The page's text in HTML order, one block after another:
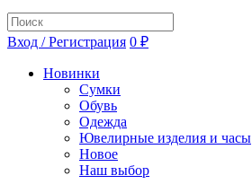
Вход / Регистрация 0 ₽
Новинки
Сумки
Обувь
Одежда
Ювелирные изделия и часы
Новое
Наш выбор